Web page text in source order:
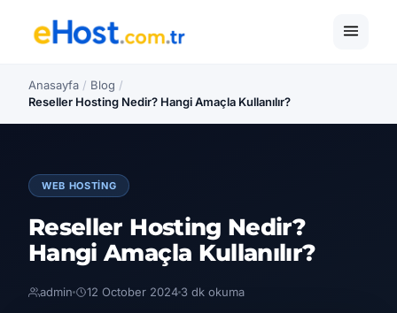
Anasayfa / Blog /
Reseller Hosting Nedir? Hangi Amaçla Kullanılır?
WEB HOSTING
Reseller Hosting Nedir?
Hangi Amaçla Kullanılır?
admin 12 October 2024 3 dk okuma